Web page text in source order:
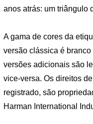
anos atrás: um triângulo
A gama de cores da
versão clássica é
versões adicionais são
vice-versa. Os direitos
registrado, são
Harman International